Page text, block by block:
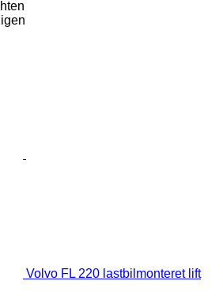
Volvo FL 220 lastbilmonteret lift